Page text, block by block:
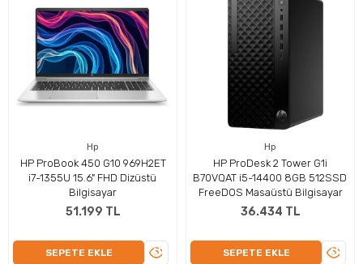
Hp
HP ProBook 450 G10 969H2ET
i7-1355U 15.6" FHD Dizüstü
Bilgisayar
51.199 TL
SEPETE EKLE
ÜRÜNÜ
Hp
HP ProDesk 2 Tower G1i
B70VQAT i5-14400 8GB 512SSD
FreeDOS Masaüstü Bilgisayar
36.434 TL
SEPETE EKLE